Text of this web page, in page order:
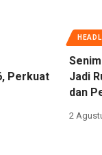
Perkuat
Jadi
dan
2